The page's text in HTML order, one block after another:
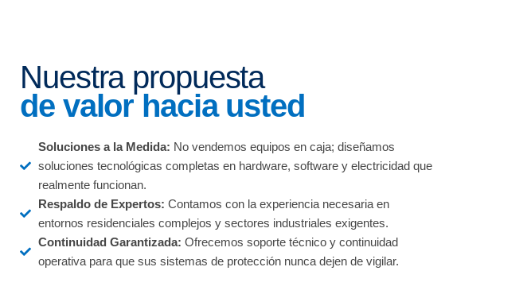
Nuestra propuesta
de valor hacia usted
Soluciones a la Medida: No vendemos equipos en caja; diseñamos
soluciones tecnológicas completas en hardware, software y electricidad que
realmente funcionan.
Respaldo de Expertos: Contamos con la experiencia necesaria en
entornos residenciales complejos y sectores industriales exigentes.
Continuidad Garantizada: Ofrecemos soporte técnico y continuidad
operativa para que sus sistemas de protección nunca dejen de vigilar.